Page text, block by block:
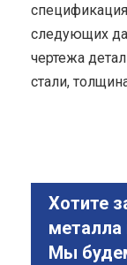
следующих
чертежа
стали,
Хотите
металла
Мы